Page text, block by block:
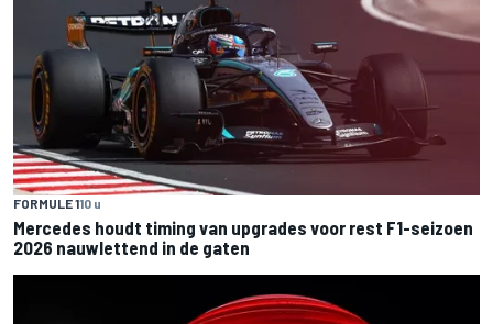
FORMULE 110 u
Mercedes houdt timing van upgrades voor rest F1-seizoen
2026 nauwlettend in de gaten